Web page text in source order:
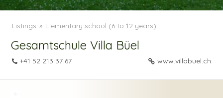
Listings Elementary school (6 to 12 years)
Gesamtschule Villa Büel
+41 52 213 37 67 www.villabuel.ch